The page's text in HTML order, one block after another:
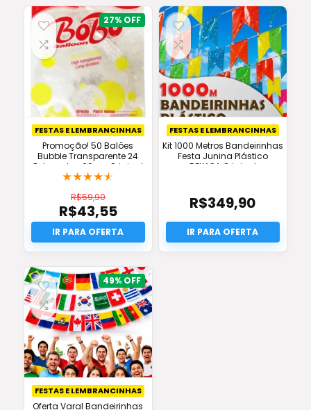
27%
FESTAS E LEMBRANCINHAS
Promoção! 50 Balões
Bubble Transparente 24
Polegadas 60cm Original
★★★★★
R$59,90
O
preço
original
era:
R$59,90.
R$43,55
O
preço
atual
é:
R$43,55.
FESTAS E LEMBRANCINHAS
Kit 1000 Metros Bandeirinhas
Festa Junina Plástico
DEKASA Original
R$349,90
49%
FESTAS E LEMBRANCINHAS
Oferta Varal Bandeirinhas